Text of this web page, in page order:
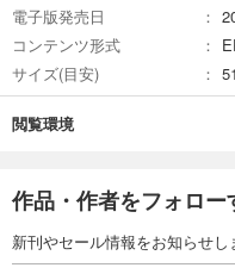
電子版発売日
コンテンツ形式
サイズ(目安)
閲覧環境
作品・作者をフォロー
新刊やセール情報をお知らせし